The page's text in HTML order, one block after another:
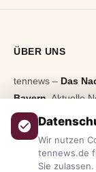
ÜBER UNS
tennews – Das
Bayern.Aktuelle
aus allen
Blaulicht, von
Veranstaltungen
Wir nutzen
tennews.de
Sie zulassen.